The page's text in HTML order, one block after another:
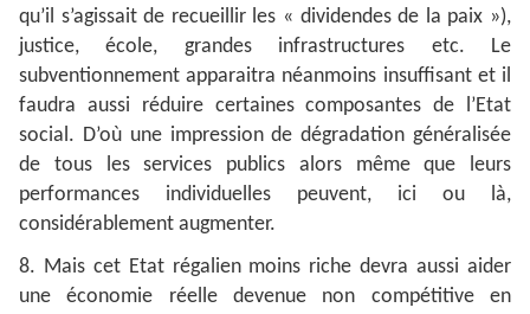
qu’il s’agissait de recueillir les « dividendes de la paix »),
justice, école, grandes infrastructures etc. Le
subventionnement apparaitra néanmoins insuffisant et il
faudra aussi réduire certaines composantes de l’Etat
social. D’où une impression de dégradation généralisée
de tous les services publics alors même que leurs
performances individuelles peuvent, ici ou là,
considérablement augmenter.
8. Mais cet Etat régalien moins riche devra aussi aider
une économie réelle devenue non compétitive en